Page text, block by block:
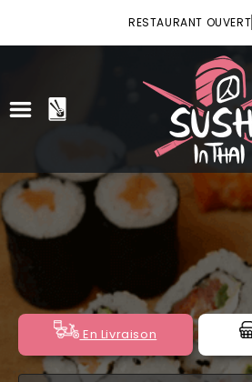
RESTAURANT OUVERT
ACCUEIL
VOTRE COMPTE
NOTRE RESTAURANT
VOS AVIS
En Livraison